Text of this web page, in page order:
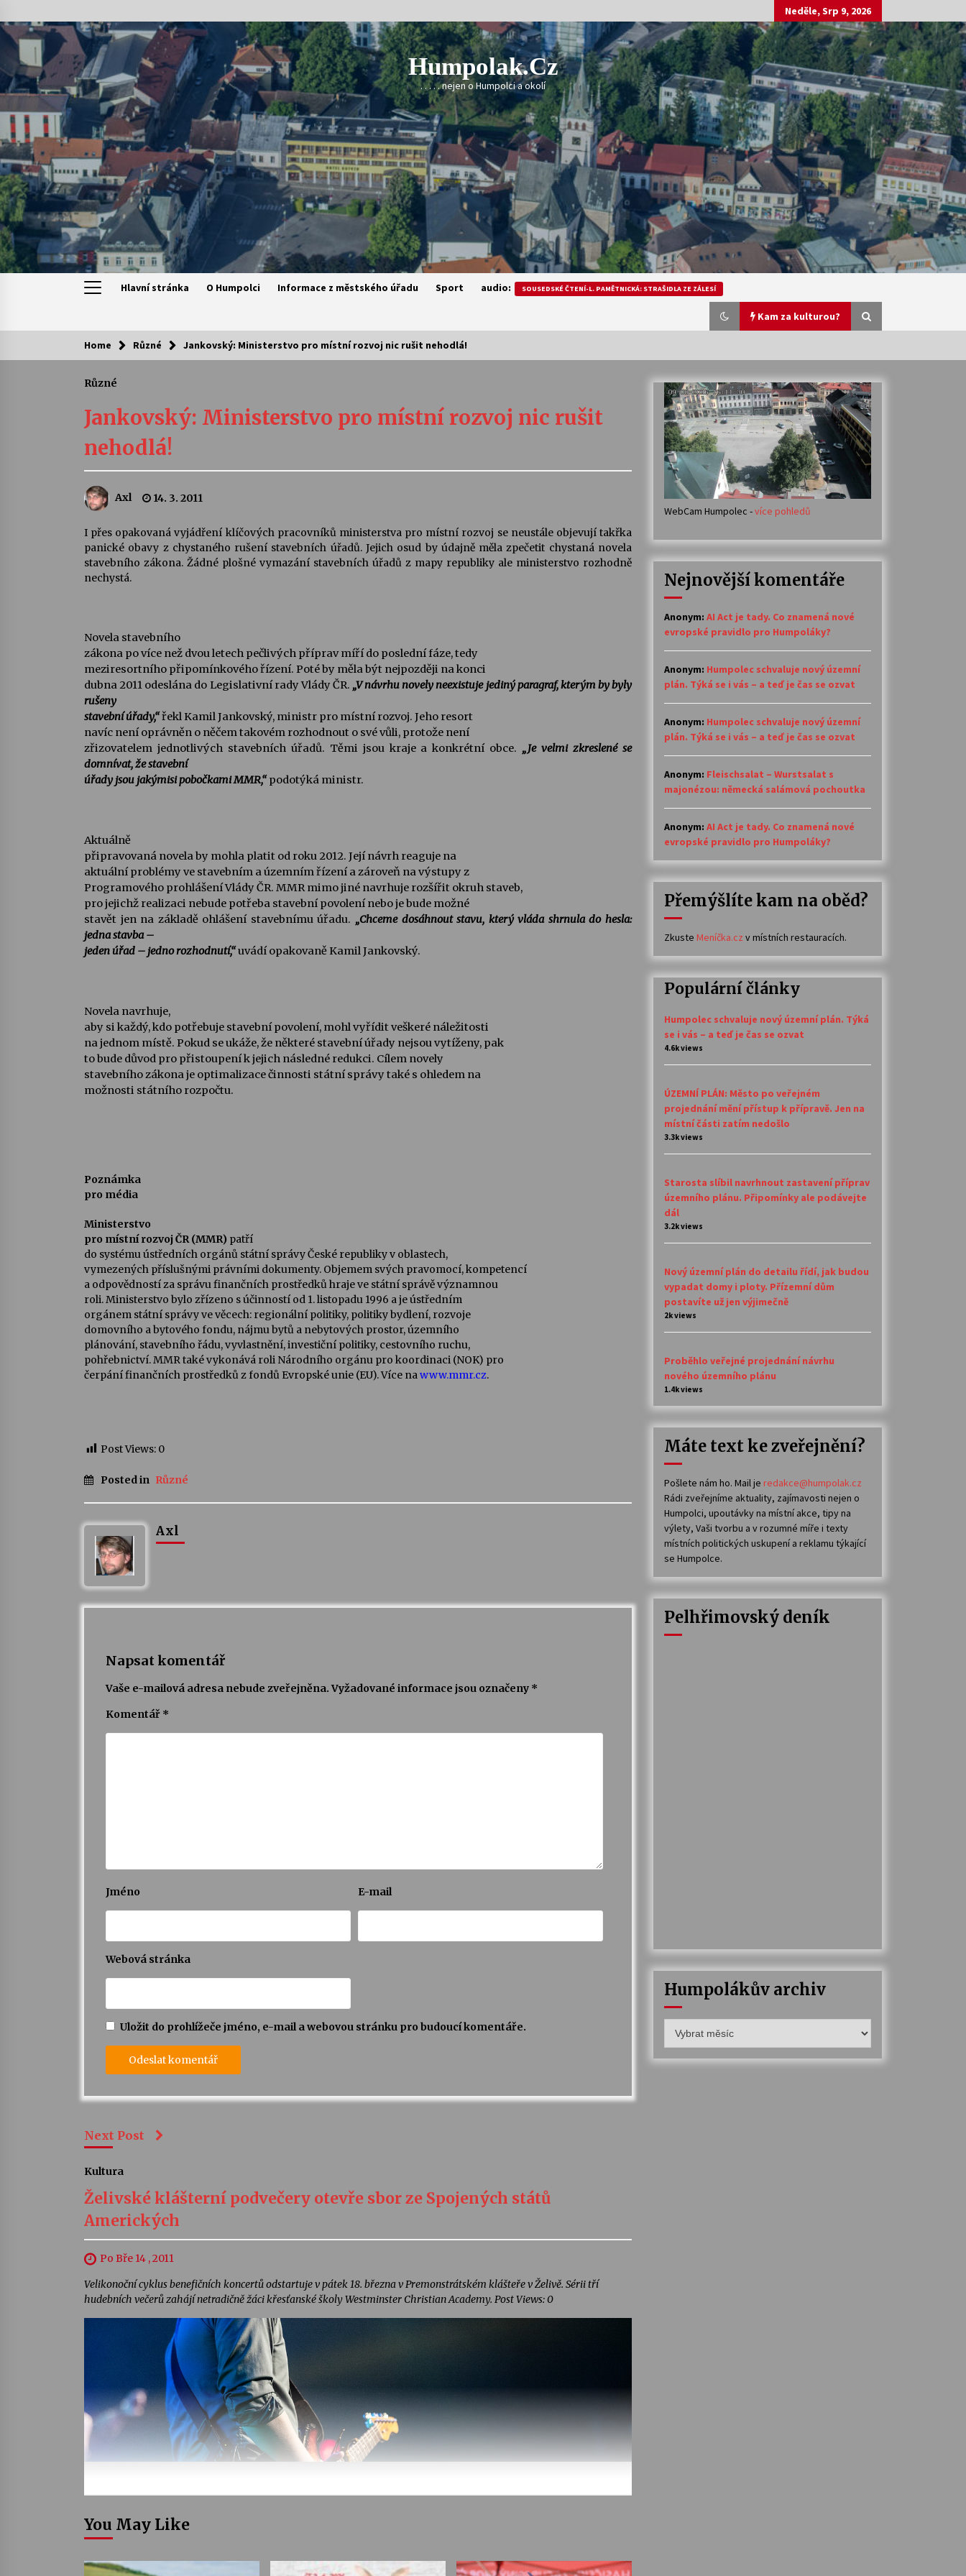
to
content
Neděle, Srp 9, 2026
Humpolak.cz
. . . . . nejen o Humpolci a okolí
Hlavní stránka O Humpolci Informace z městského úřadu Sport audio: SOUSEDSKÉ ČTENÍ-L. PAMĚTNICKÁ: STRAŠIDLA ZE ZÁLESÍ
Kam za kulturou?
Kam za kulturou?
Camerata a Sukuba Ensemble
4. 8. 2026
Stávám se kapkou
30. 7. 2026
Veselí muzikanti
30. 7. 2026
Quijotova šedesátka: 28. 7.–1. 8.
28. 7. 2026
Kolchoz a Jenakaši
Votavžatský ploty
23. 7. 2026
Letní koncerty ve Stromovce: Rufus
Miller
22. 7. 2026
Vysočinka
17. 7. 2026 14. 7. 2026
30. 6. 2026
Home Různé Jankovský: Ministerstvo pro místní rozvoj nic rušit nehodlá!
Různé
Jankovský: Ministerstvo pro místní rozvoj nic rušit
nehodlá!
Axl 14. 3. 2011
I přes opakovaná vyjádření klíčových pracovníků ministerstva pro místní rozvoj se neustále objevují takřka
panické obavy z chystaného rušení stavebních úřadů. Jejich osud by údajně měla zpečetit chystaná novela
stavebního zákona. Žádné plošné vymazání stavebních úřadů z mapy republiky ale ministerstvo rozhodně
nechystá.
Novela stavebního
zákona po více než dvou letech pečlivých příprav míří do poslední fáze, tedy
meziresortního připomínkového řízení. Poté by měla být nejpozději na konci
dubna 2011 odeslána do Legislativní rady Vlády ČR. „V návrhu novely neexistuje jediný paragraf, kterým by byly
rušeny
stavební úřady,“řekl Kamil Jankovský, ministr pro místní rozvoj. Jeho resort
navíc není oprávněn o něčem takovém rozhodnout o své vůli, protože není
zřizovatelem jednotlivých stavebních úřadů. Těmi jsou kraje a konkrétní obce. „Je velmi zkreslené se
domnívat, že stavební
úřady jsou jakýmisi pobočkami MMR,“podotýká ministr.
Aktuálně
připravovaná novela by mohla platit od roku 2012. Její návrh reaguje na
aktuální problémy ve stavebním a územním řízení a zároveň na výstupy z
Programového prohlášení Vlády ČR. MMR mimo jiné navrhuje rozšířit okruh staveb,
pro jejichž realizaci nebude potřeba stavební povolení nebo je bude možné
stavět jen na základě ohlášení stavebnímu úřadu. „Chceme dosáhnout stavu, který vláda shrnula do hesla:
jedna stavba –
jeden úřad – jedno rozhodnutí,“uvádí opakovaně Kamil Jankovský.
Novela navrhuje,
aby si každý, kdo potřebuje stavební povolení, mohl vyřídit veškeré náležitosti
na jednom místě. Pokud se ukáže, že některé stavební úřady nejsou vytíženy, pak
to bude důvod pro přistoupení k jejich následné redukci. Cílem novely
stavebního zákona je optimalizace činnosti státní správy také s ohledem na
možnosti státního rozpočtu.
Poznámka
pro média
Ministerstvo
pro místní rozvoj ČR (MMR) patří
do systému ústředních orgánů státní správy České republiky v oblastech,
vymezených příslušnými právními dokumenty. Objemem svých pravomocí, kompetencí
a odpovědností za správu finančních prostředků hraje ve státní správě významnou
roli. Ministerstvo bylo zřízeno s účinností od 1. listopadu 1996 a je ústředním
orgánem státní správy ve věcech: regionální politiky, politiky bydlení, rozvoje
domovního a bytového fondu, nájmu bytů a nebytových prostor, územního
plánování, stavebního řádu, vyvlastnění, investiční politiky, cestovního ruchu,
pohřebnictví. MMR také vykonává roli Národního orgánu pro koordinaci (NOK) pro
čerpání finančních prostředků z fondů Evropské unie (EU). Více nawww.mmr.cz.
Post Views: 0
Posted in Různé
Axl
Napsat komentář
Vaše e-mailová adresa nebude zveřejněna. Vyžadované informace jsou označeny *
Komentář *
Jméno E-mail
Webová stránka
Uložit do prohlížeče jméno, e-mail a webovou stránku pro budoucí komentáře.
Next Post
Kultura
Želivské klášterní podvečery otevře sbor ze Spojených států
Amerických
Po Bře 14 , 2011
Velikonoční cyklus benefičních koncertů odstartuje v pátek 18. března v Premonstrátském klášteře v Želivě. Sérii tří
hudebních večerů zahájí netradičně žáci křesťanské školy Westminster Christian Academy. Post Views: 0
You May Like
WebCam Humpolec -více pohledů
Nejnovější komentáře
Anonym: AI Act je tady. Co znamená nové
evropské pravidlo pro Humpoláky?
Anonym: Humpolec schvaluje nový územní
plán. Týká se i vás – a teď je čas se ozvat
Anonym: Humpolec schvaluje nový územní
plán. Týká se i vás – a teď je čas se ozvat
Anonym: Fleischsalat – Wurstsalat s
majonézou: německá salámová pochoutka
Anonym: AI Act je tady. Co znamená nové
evropské pravidlo pro Humpoláky?
Přemýšlíte kam na oběd?
Zkuste Meníčka.cz v místních restauracích.
Populární články
Humpolec schvaluje nový územní plán. Týká
se i vás – a teď je čas se ozvat
4.6k views
ÚZEMNÍ PLÁN: Město po veřejném
projednání mění přístup k přípravě. Jen na
místní části zatím nedošlo
3.3k views
Starosta slíbil navrhnout zastavení příprav
územního plánu. Připomínky ale podávejte
dál
3.2k views
Nový územní plán do detailu řídí, jak budou
vypadat domy i ploty. Přízemní dům
postavíte už jen výjimečně
2k views
Proběhlo veřejné projednání návrhu
nového územního plánu
1.4k views
Máte text ke zveřejnění?
Pošlete nám ho. Mail je redakce@humpolak.cz
Rádi zveřejníme aktuality, zajímavosti nejen o
Humpolci, upoutávky na místní akce, tipy na
výlety, Vaši tvorbu a v rozumné míře i texty
místních politických uskupení a reklamu týkající
se Humpolce.
Pelhřimovský deník
Humpolákův archiv
archiv